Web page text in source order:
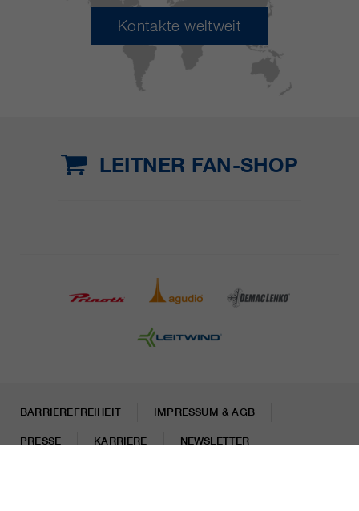
Kontakte weltweit
LEITNER FAN-SHOP
BARRIEREFREIHEIT IMPRESSUM & AGB
PRESSE KARRIERE NEWSLETTER